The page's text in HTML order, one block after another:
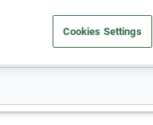
Vende tu auto Cuida tu auto
Cookies Settings